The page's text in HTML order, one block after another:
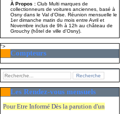
À Propos :Club Multi marques de
collectionneurs de voitures anciennes, basé à
Osny dans le Val d'Oise. Réunion mensuelle le
1er dimanche matin du mois entre Avril et
Novembre inclus de 9h à 12h au château de
Grouchy (hôtel de ville d'Osny).
">
Compteurs
Les Rendez-vous mensuels
Pour Etre Informé Dès la parution d'un